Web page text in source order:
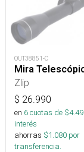
OUT38851-C
Mira
Zlip
$ 26.990
en 6cuotas de $
interés
ahorras $1.080 por
transferencia.